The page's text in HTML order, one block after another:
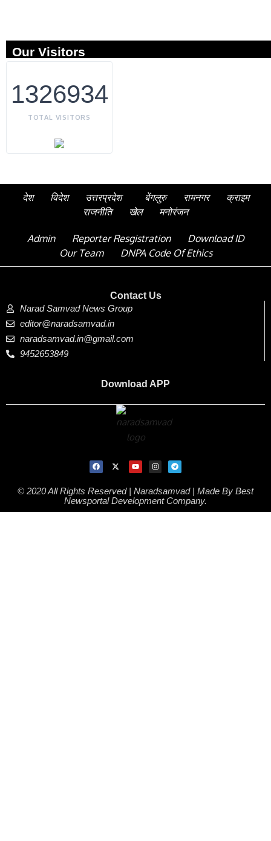
Our Visitors
1326934
TOTAL VISITORS
देश विदेश उत्तरप्रदेश बेंगलुरु रामनगर
क्राइम
राजनीति
खेल मनोरंजन
Admin Reporter Resgistration
Download ID
Our Team
DNPA Code Of Ethics
Contact Us
Narad Samvad News Group
editor@naradsamvad.in
naradsamvad.in@gmail.com
9452653849
Download APP
© 2020 All Rights Reserved | Naradsamvad | Made By Best
Newsportal Development Company.